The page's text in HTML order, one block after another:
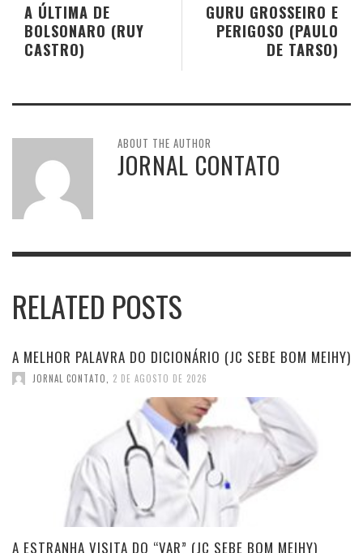
GURU GROSSEIRO E
PERIGOSO (PAULO
DE TARSO)
A ÚLTIMA DE
BOLSONARO (RUY
CASTRO)
ABOUT THE AUTHOR
JORNAL CONTATO
RELATED POSTS
A MELHOR PALAVRA DO DICIONÁRIO (JC SEBE BOM MEIHY)
JORNAL CONTATO 2 DE AGOSTO DE 2026
A ESTRANHA VISITA DO “VAR” (JC SEBE BOM MEIHY)